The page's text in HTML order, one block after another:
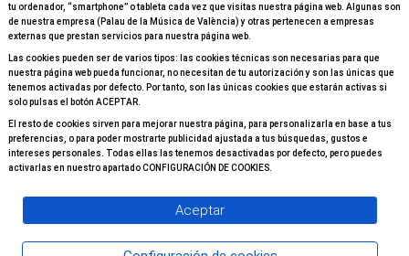
© 2026 Todos los derechos reservados Palau de la Música
tu ordenador, “smartphone” o tableta cada vez que visitas nuestra página web. Algunas son
de nuestra empresa (Palau de la Música de València) y otras pertenecen a empresas
externas que prestan servicios para nuestra página web.
Las cookies pueden ser de varios tipos: las cookies técnicas son necesarias para que
nuestra página web pueda funcionar, no necesitan de tu autorización y son las únicas que
tenemos activadas por defecto. Por tanto, son las únicas cookies que estarán activas si
solo pulsas el botón ACEPTAR.
El resto de cookies sirven para mejorar nuestra página, para personalizarla en base a tus
preferencias, o para poder mostrarte publicidad ajustada a tus búsquedas, gustos e
intereses personales. Todas ellas las tenemos desactivadas por defecto, pero puedes
activarlas en nuestro apartado CONFIGURACIÓN DE COOKIES.
Aceptar